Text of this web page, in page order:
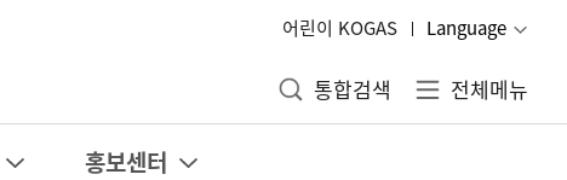
어린이 KOGAS Language
통합검색 전체메뉴
홍보센터